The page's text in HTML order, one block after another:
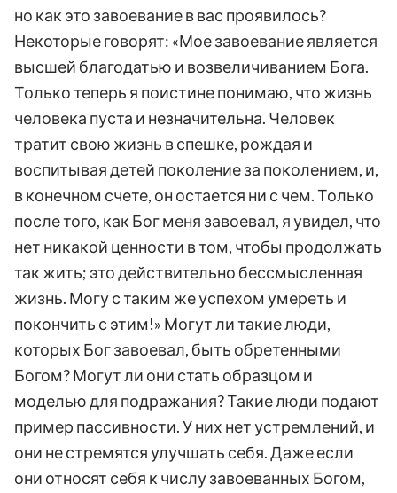
но как это завоевание в вас проявилось?
Некоторые говорят: «Мое завоевание является
высшей благодатью и возвеличиванием Бога.
Только теперь я поистине понимаю, что жизнь
человека пуста и незначительна. Человек
тратит свою жизнь в спешке, рождая и
воспитывая детей поколение за поколением, и,
в конечном счете, он остается ни с чем. Только
после того, как Бог меня завоевал, я увидел, что
нет никакой ценности в том, чтобы продолжать
так жить; это действительно бессмысленная
жизнь. Могу с таким же успехом умереть и
покончить с этим!» Могут ли такие люди,
которых Бог завоевал, быть обретенными
Богом? Могут ли они стать образцом и
моделью для подражания? Такие люди подают
пример пассивности. У них нет устремлений, и
они не стремятся улучшать себя. Даже если
они относят себя к числу завоеванных Богом,